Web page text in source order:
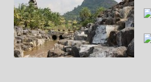
Nooch 14
Nong
Nooch 15